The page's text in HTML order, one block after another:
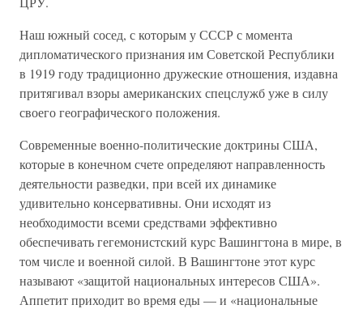
Наш южный сосед, с которым у СССР с момента
дипломатического признания им Советской Республики
в 1919 году традиционно дружеские отношения, издавна
притягивал взоры американских спецслужб уже в силу
своего географического положения.
Современные военно-политические доктрины США,
которые в конечном счете определяют направленность
деятельности разведки, при всей их динамике
удивительно консервативны. Они исходят из
необходимости всеми средствами эффективно
обеспечивать гегемонистский курс Вашингтона в мире, в
том числе и военной силой. В Вашингтоне этот курс
называют «защитой национальных интересов США».
Аппетит приходит во время еды — и «национальные